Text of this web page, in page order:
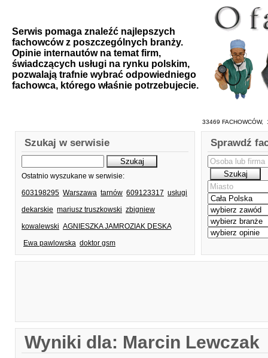
Serwis pomaga znaleźć najlepszych
fachowców z poszczególnych branży.
Opinie internautów na temat firm,
świadczących usługi na rynku polskim,
pozwalają trafnie wybrać odpowiedniego
fachowca, którego właśnie potrzebujecie.
33469
Szukaj w serwisie
Ostatnio wyszukane w serwisie:
603198295 Warszawa tarnów 609123317 usługi
dekarskie mariusz truszkowski zbigniew
kowalewski AGNIESZKA JAMROZIAK DESKA
Ewa pawlowska doktor gsm
Sprawdź
Wyniki dla: Marcin Lewczak